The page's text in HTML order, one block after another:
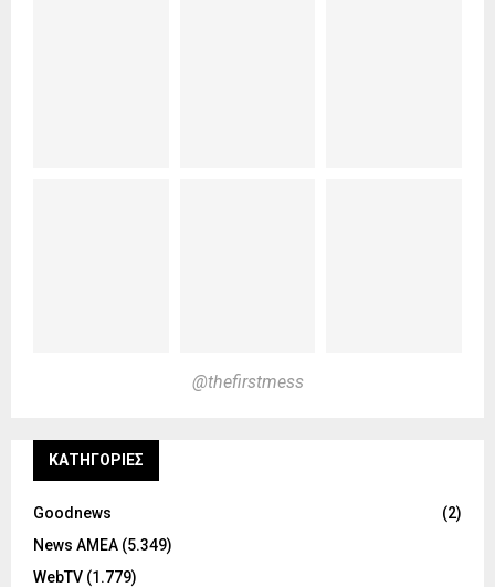
@thefirstmess
KΑΤΗΓΟΡΊΕΣ
Goodnews
(2)
News ΑΜΕΑ (5.349)
WebTV (1.779)